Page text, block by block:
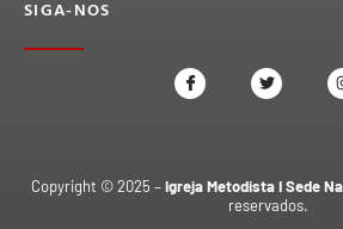
SIGA-NOS
Copyright © 2025 –Igreja Metodista I Sede
reservados.